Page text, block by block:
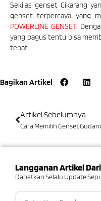
Sekilas genset Cikarang
genset terpercaya yang
POWERLINE GENSET.
yang bagus tentu bisa
tepat.
Bagikan Artikel
Artikel Sebelumnya
Langganan Artikel
Dapatkan Selalu Update